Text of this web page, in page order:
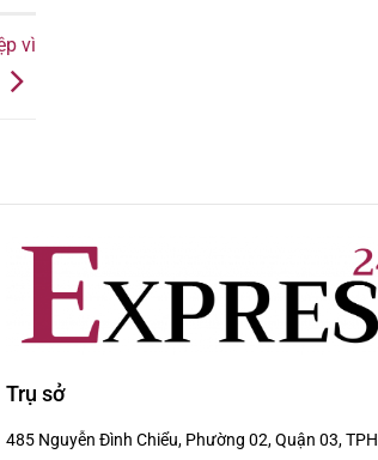
vì
Trụ sở
485 Nguyễn Đình Chiểu, Phường 02, Quận 03,